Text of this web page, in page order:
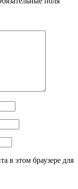
в этом браузере для